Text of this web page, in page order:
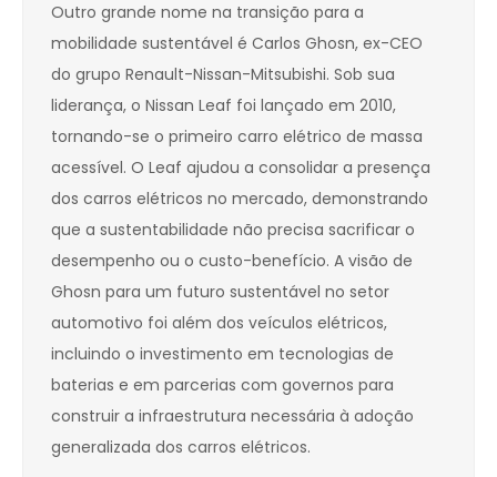
Outro grande nome na transição para a
mobilidade sustentável é Carlos Ghosn, ex-CEO
do grupo Renault-Nissan-Mitsubishi. Sob sua
liderança, o Nissan Leaf foi lançado em 2010,
tornando-se o primeiro carro elétrico de massa
acessível. O Leaf ajudou a consolidar a presença
dos carros elétricos no mercado, demonstrando
que a sustentabilidade não precisa sacrificar o
desempenho ou o custo-benefício. A visão de
Ghosn para um futuro sustentável no setor
automotivo foi além dos veículos elétricos,
incluindo o investimento em tecnologias de
baterias e em parcerias com governos para
construir a infraestrutura necessária à adoção
generalizada dos carros elétricos.